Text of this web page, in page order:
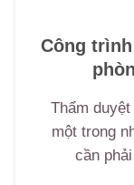
Công
Thẩm
một trong
cần